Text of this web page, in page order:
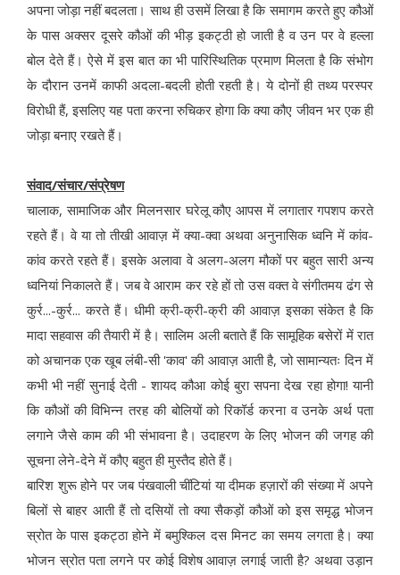
अपना जोड़ा नहीं बदलता। साथ ही उसमें लिखा है कि समागम करते हुए कौओं
के पास अक्सर दूसरे कौओं की भीड़ इकट्ठी हो जाती है व उन पर वे हल्ला
बोल देते हैं। ऐसे में इस बात का भी पारिस्थितिक प्रमाण मिलता है कि संभोग
के दौरान उनमें काफी अदला-बदली होती रहती है। ये दोनों ही तथ्य परस्पर
विरोधी हैं, इसलिए यह पता करना रुचिकर होगा कि क्या कौए जीवन भर एक ही
जोड़ा बनाए रखते हैं।
संवाद/संचार/संप्रेषण
चालाक, सामाजिक और मिलनसार घरेलू कौए आपस में लगातार गपशप करते
रहते हैं। वे या तो तीखी आवाज़ में क्या-क्वा अथवा अनुनासिक ध्वनि में कांव-
कांव करते रहते हैं। इसके अलावा वे अलग-अलग मौकों पर बहुत सारी अन्य
ध्वनियां निकालते हैं। जब वे आराम कर रहे हों तो उस वक्त वे संगीतमय ढंग से
कुर्र...-कुर्र... करते हैं। धीमी क्री-क्री-क्री की आवाज़ इसका संकेत है कि
मादा सहवास की तैयारी में है। सालिम अली बताते हैं कि सामूहिक बसेरों में रात
को अचानक एक खूब लंबी-सी 'काव' की आवाज़ आती है, जो सामान्यतः दिन में
कभी भी नहीं सुनाई देती - शायद कौआ कोई बुरा सपना देख रहा होगा! यानी
कि कौओं की विभिन्न तरह की बोलियों को रिकॉर्ड करना व उनके अर्थ पता
लगाने जैसे काम की भी संभावना है। उदाहरण के लिए भोजन की जगह की
सूचना लेने-देने में कौए बहुत ही मुस्तैद होते हैं।
बारिश शुरू होने पर जब पंखवाली चींटियां या दीमक हज़ारों की संख्या में अपने
बिलों से बाहर आती हैं तो दसियों तो क्या सैकड़ों कौओं को इस समृद्ध भोजन
स्रोत के पास इकट्ठा होने में बमुश्किल दस मिनट का समय लगता है। क्या
भोजन स्रोत पता लगने पर कोई विशेष आवाज़ लगाई जाती है? अथवा उड़ान